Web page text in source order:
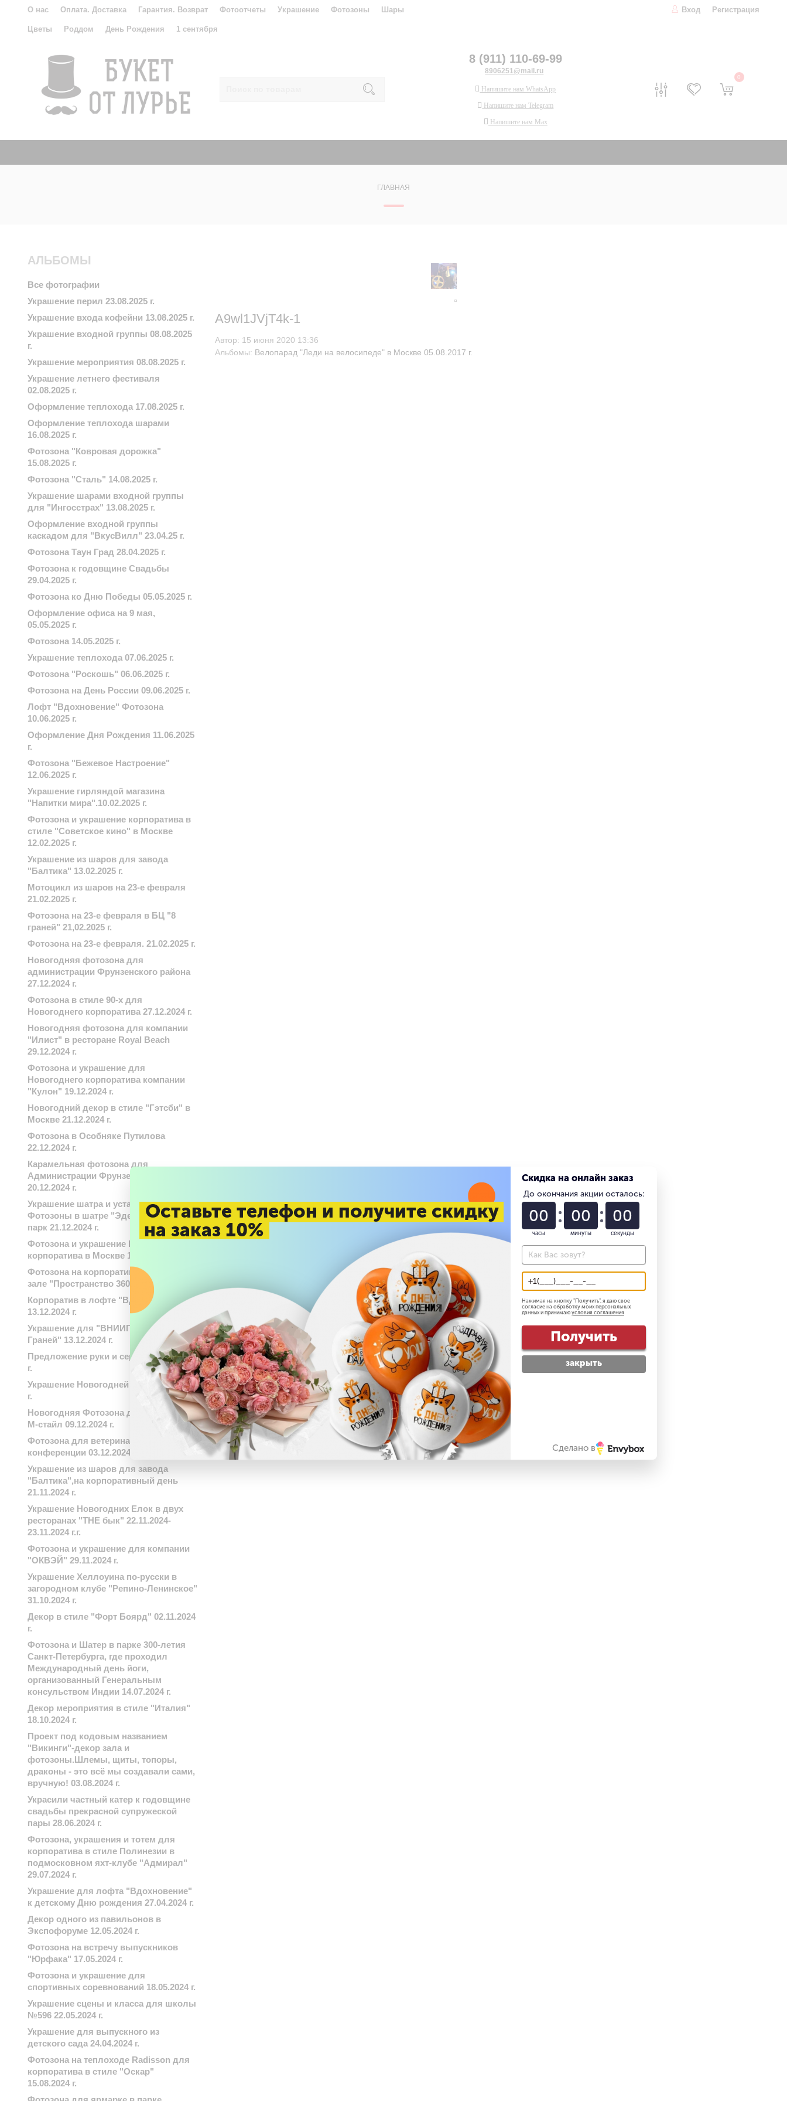
О нас Оплата. Доставка Гарантия. Возврат Фотоотчеты Украшение Фотозоны Шары
Цветы Роддом День Рождения 1 сентября
Вход Регистрация
8 (911) 110-69-99
8906251@mail.ru
Напишите нам WhatsApp
Напишите нам Telegram
Напишите нам Max
0
ГЛАВНАЯ
АЛЬБОМЫ
Все фотографии
Украшение перил 23.08.2025 г.
Украшение входа кофейни 13.08.2025 г.
Украшение входной группы 08.08.2025
г.
Украшение мероприятия 08.08.2025 г.
Украшение летнего фестиваля
02.08.2025 г.
Оформление теплохода 17.08.2025 г.
Оформление теплохода шарами
16.08.2025 г.
Фотозона "Ковровая дорожка"
15.08.2025 г.
Фотозона "Сталь" 14.08.2025 г.
Украшение шарами входной группы
для "Ингосстрах" 13.08.2025 г.
Оформление входной группы
каскадом для "ВкусВилл" 23.04.25 г.
Фотозона Таун Град 28.04.2025 г.
Фотозона к годовщине Свадьбы
29.04.2025 г.
Фотозона ко Дню Победы 05.05.2025 г.
Оформление офиса на 9 мая,
05.05.2025 г.
Фотозона 14.05.2025 г.
Украшение теплохода 07.06.2025 г.
Фотозона "Роскошь" 06.06.2025 г.
Фотозона на День России 09.06.2025 г.
Лофт "Вдохновение" Фотозона
10.06.2025 г.
Оформление Дня Рождения 11.06.2025
г.
Фотозона "Бежевое Настроение"
12.06.2025 г.
Украшение гирляндой магазина
"Напитки мира".10.02.2025 г.
Фотозона и украшение корпоратива в
стиле "Советское кино" в Москве
12.02.2025 г.
Украшение из шаров для завода
"Балтика" 13.02.2025 г.
Мотоцикл из шаров на 23-е февраля
21.02.2025 г.
Фотозона на 23-е февраля в БЦ "8
граней" 21,02.2025 г.
Фотозона на 23-е февраля. 21.02.2025 г.
Новогодняя фотозона для
администрации Фрунзенского района
27.12.2024 г.
Фотозона в стиле 90-х для
Новогоднего корпоратива 27.12.2024 г.
Новогодняя фотозона для компании
"Илист" в ресторане Royal Beach
29.12.2024 г.
Фотозона и украшение для
Новогоднего корпоратива компании
"Кулон" 19.12.2024 г.
Новогодний декор в стиле "Гэтсби" в
Москве 21.12.2024 г.
Фотозона в Особняке Путилова
22.12.2024 г.
Карамельная фотозона для
Администрации Фрунзенского района
20.12.2024 г.
Украшение шатра и установка
Фотозоны в шатре "Эдельвейс"-Охта
парк 21.12.2024 г.
Фотозона и украшение Новогоднего
корпоратива в Москве 17.12.2024 г.
Фотозона на корпоратив в банкетном
зале "Пространство 360". 17.12.2024 г.
Корпоратив в лофте "Вдохновение"
13.12.2024 г.
Украшение для "ВНИИГАЗ" Бц "8
Граней" 13.12.2024 г.
Предложение руки и сердца 13.12.2024
г.
Украшение Новогодней елки 03.12.2024
г.
Новогодняя Фотозона для компании
М-стайл 09.12.2024 г.
Фотозона для ветеринарной
конференции 03.12.2024 г.
Украшение из шаров для завода
"Балтика",на корпоративный день
21.11.2024 г.
Украшение Новогодних Елок в двух
ресторанах "THE бык" 22.11.2024-
23.11.2024 г.г.
Фотозона и украшение для компании
"ОКВЭЙ" 29.11.2024 г.
Украшение Хеллоуина по-русски в
загородном клубе "Репино-Ленинское"
31.10.2024 г.
Декор в стиле "Форт Боярд" 02.11.2024
г.
Фотозона и Шатер в парке 300-летия
Санкт-Петербурга, где проходил
Международный день йоги,
организованный Генеральным
консульством Индии 14.07.2024 г.
Декор мероприятия в стиле "Италия"
18.10.2024 г.
Проект под кодовым названием
"Викинги"-декор зала и
фотозоны.Шлемы, щиты, топоры,
драконы - это всё мы создавали сами,
вручную! 03.08.2024 г.
Украсили частный катер к годовщине
свадьбы прекрасной супружеской
пары 28.06.2024 г.
Фотозона, украшения и тотем для
корпоратива в стиле Полинезии в
подмосковном яхт-клубе "Адмирал"
29.07.2024 г.
Украшение для лофта "Вдохновение"
к детскому Дню рождения 27.04.2024 г.
Декор одного из павильонов в
Экспофоруме 12.05.2024 г.
Фотозона на встречу выпускников
"Юрфака" 17.05.2024 г.
Фотозона и украшение для
спортивных соревнований 18.05.2024 г.
Украшение сцены и класса для школы
№596 22.05.2024 г.
Украшение для выпускного из
детского сада 24.04.2024 г.
Фотозона на теплоходе Radisson для
корпоратива в стиле "Оскар"
15.08.2024 г.
A9wl1JVjT4k-1
Автор: 15 июня 2020 13:36
Альбомы: Велопарад "Леди на велосипеде" в Москве 05.08.2017​​ г.
Оставьте телефон и получите скидку
на заказ 10%
Скидка на онлайн заказ
До окончания акции осталось:
01
часы
22
минуты
58
секунды
Нажимая на кнопку "Получить", я даю свое
согласие на обработку моих персональных
данных и принимаю условия соглашения
Получить
закрыть
Сделано в